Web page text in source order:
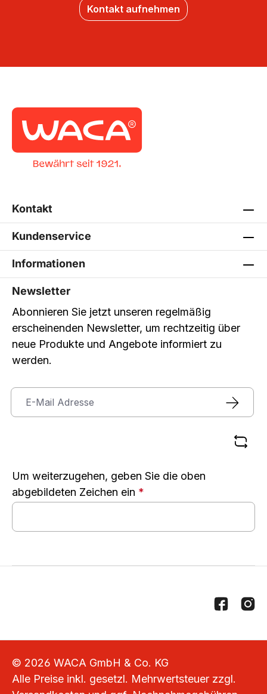
Kontakt aufnehmen
Kontakt
Kundenservice
Informationen
Newsletter
Abonnieren Sie jetzt unseren regelmäßig
erscheinenden Newsletter, um rechtzeitig über
neue Produkte und Angebote informiert zu
werden.
Um weiterzugehen, geben Sie die oben
abgebildeten Zeichen ein *
© 2026 WACA GmbH & Co. KG
Alle Preise inkl. gesetzl. Mehrwertsteuer zzgl.